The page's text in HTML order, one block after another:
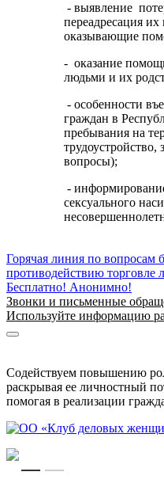
- выявление
переадресация
оказывающие
- оказание
людьми и их
- особенности
граждан в
пребывания на
трудоустройство,
вопросы);
-
сексуального
Горячая линия по вопросам
противодействию торговле
Бесплатно! Анонимно!
Звонки и письменные
Используйте информацию
Содействуем повышению
раскрывая ее личностный
помогая в реализации
RUEN